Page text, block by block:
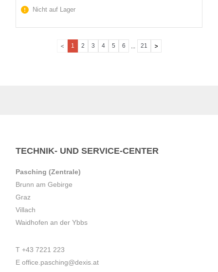
Nicht auf Lager
1 2 3 4 5 6 ... 21
TECHNIK- UND SERVICE-CENTER
Pasching (Zentrale)
Brunn am Gebirge
Graz
Villach
Waidhofen an der Ybbs
T +43 7221 223
E office.pasching@dexis.at